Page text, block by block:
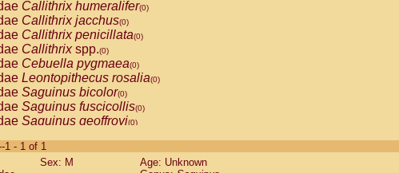
Callithrix humeralifer(0)
Callithrix jacchus(0)
Callithrix penicillata(0)
Callithrixspp.(0)
Cebuella pygmaea(0)
Leontopithecus rosalia(0)
Saguinus bicolor(0)
Saguinus fuscicollis(0)
Saguinus geoffroyi(0)
Saguinus labiatus(0)
Saguinus leucopus (0)
1 - 1 of 1
Sex: M
Age: Unknown